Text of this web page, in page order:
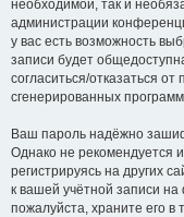
необходимой, так и
администрации
у вас есть возможность
записи будет
согласиться/отказаться
сгенерированных
Ваш пароль надёжно
Однако не рекомендуется
регистрируясь на других
к вашей учётной записи
пожалуйста, храните его в